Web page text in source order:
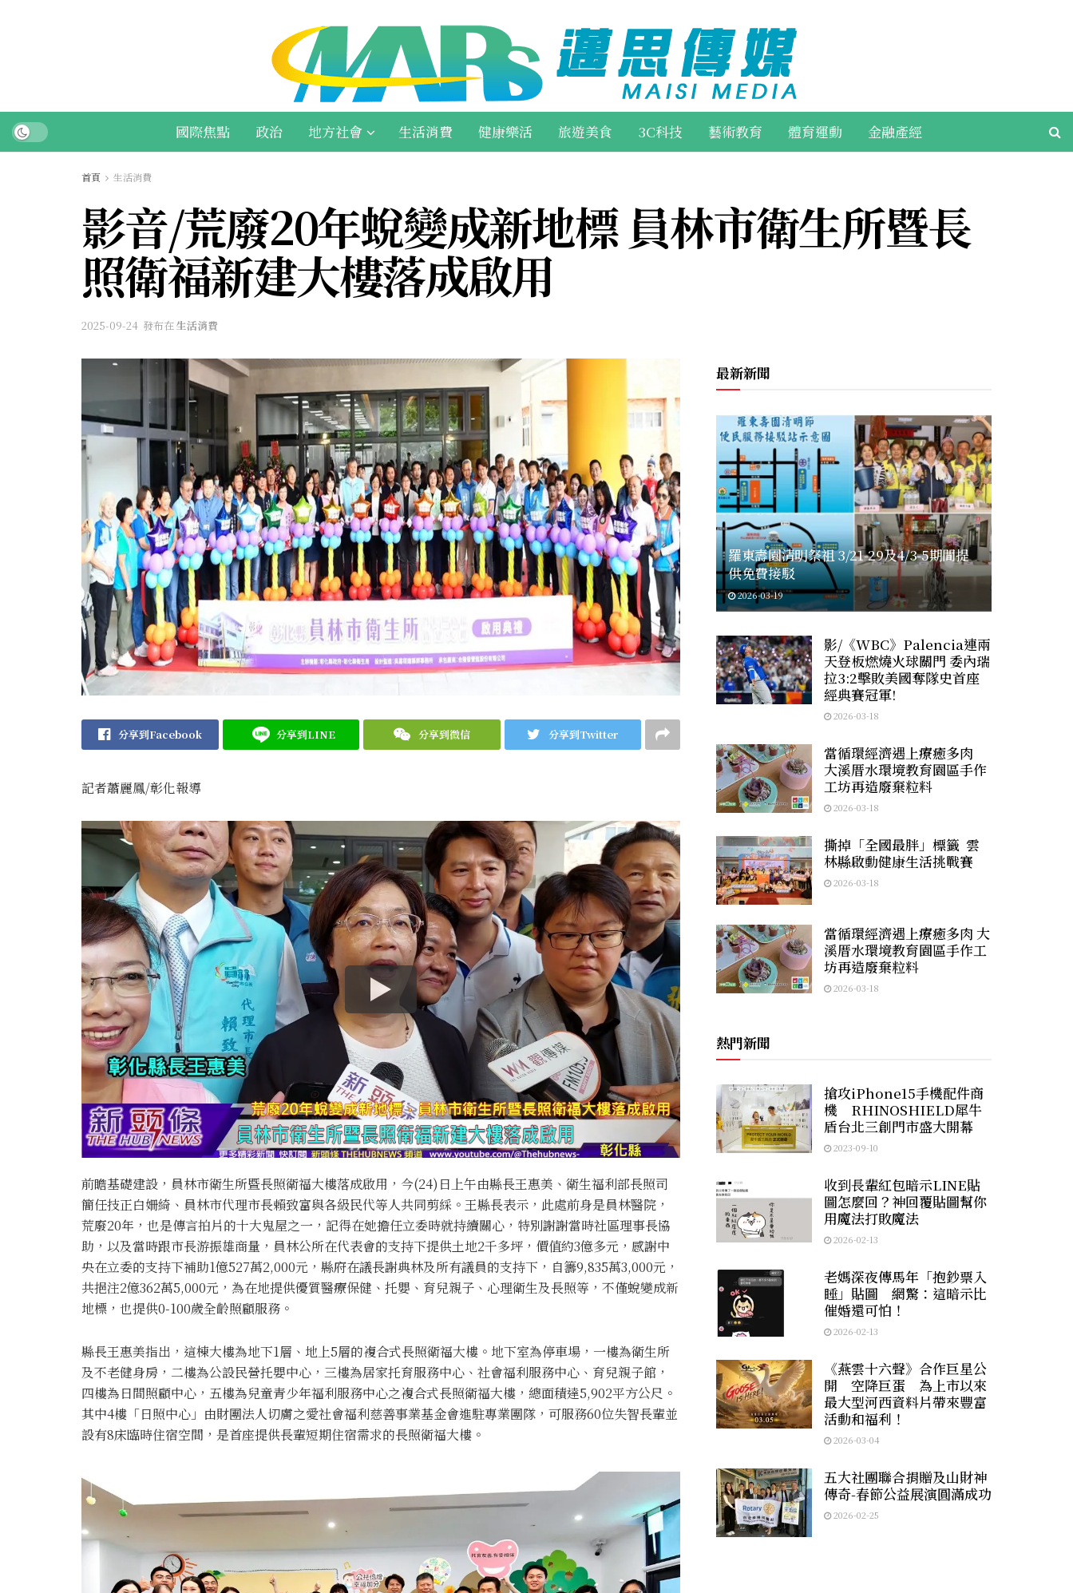
國際焦點 政治 地方社會 生活消費 健康樂活 旅遊美食 3C科技 藝術教育 體育運動 金融產經
首頁 生活消費
影音/荒廢20年蛻變成新地標 員林市衛生所暨長
照衛福新建大樓落成啟用
2025-09-24 發布在生活消費
分享到Facebook 分享到LINE 分享到微信 分享到Twitter
記者蕭麗鳳/彰化報導
前瞻基礎建設，員林市衛生所暨長照衛福大樓落成啟用，今(24)日上午由縣長王惠美、衛生福利部長照司
簡任技正白姍綺、員林市代理市長賴致富與各級民代等人共同剪綵。王縣長表示，此處前身是員林醫院，
荒廢20年，也是傳言拍片的十大鬼屋之一，記得在她擔任立委時就持續關心，特別謝謝當時社區理事長協
助，以及當時跟市長游振雄商量，員林公所在代表會的支持下提供土地2千多坪，價值約3億多元，感謝中
央在立委的支持下補助1億527萬2,000元，縣府在議長謝典林及所有議員的支持下，自籌9,835萬3,000元，
共挹注2億362萬5,000元，為在地提供優質醫療保健、托嬰、育兒親子、心理衛生及長照等，不僅蛻變成新
地標，也提供0-100歲全齡照顧服務。
縣長王惠美指出，這棟大樓為地下1層、地上5層的複合式長照衛福大樓。地下室為停車場，一樓為衛生所
及不老健身房，二樓為公設民營托嬰中心，三樓為居家托育服務中心、社會福利服務中心、育兒親子館，
四樓為日間照顧中心，五樓為兒童青少年福利服務中心之複合式長照衛福大樓，總面積達5,902平方公尺。
其中4樓「日照中心」由財團法人切膚之愛社會福利慈善事業基金會進駐專業團隊，可服務60位失智長輩並
設有8床臨時住宿空間，是首座提供長輩短期住宿需求的長照衛福大樓。
最新新聞
羅東壽園清明祭祖 3/21-29及4/3-5期間提
供免費接駁
2026-03-19
影/《WBC》Palencia連兩
天登板燃燒火球關門 委內瑞
拉3:2擊敗美國奪隊史首座
經典賽冠軍!
2026-03-18
當循環經濟遇上療癒多肉
大溪厝水環境教育園區手作
工坊再造廢棄粒料
2026-03-18
撕掉「全國最胖」標籤 雲
林縣啟動健康生活挑戰賽
2026-03-18
當循環經濟遇上療癒多肉 大
溪厝水環境教育園區手作工
坊再造廢棄粒料
2026-03-18
熱門新聞
搶攻iPhone15手機配件商
機 RHINOSHIELD犀牛
盾台北三創門市盛大開幕
2023-09-10
收到長輩紅包暗示LINE貼
圖怎麼回？神回覆貼圖幫你
用魔法打敗魔法
2026-02-13
老媽深夜傳馬年「抱鈔票入
睡」貼圖 網驚：這暗示比
催婚還可怕！
2026-02-13
《燕雲十六聲》合作巨星公
開 空降巨蛋 為上市以來
最大型河西資料片帶來豐富
活動和福利！
2026-03-04
五大社團聯合捐贈及山財神
傳奇-春節公益展演圓滿成功
2026-02-25